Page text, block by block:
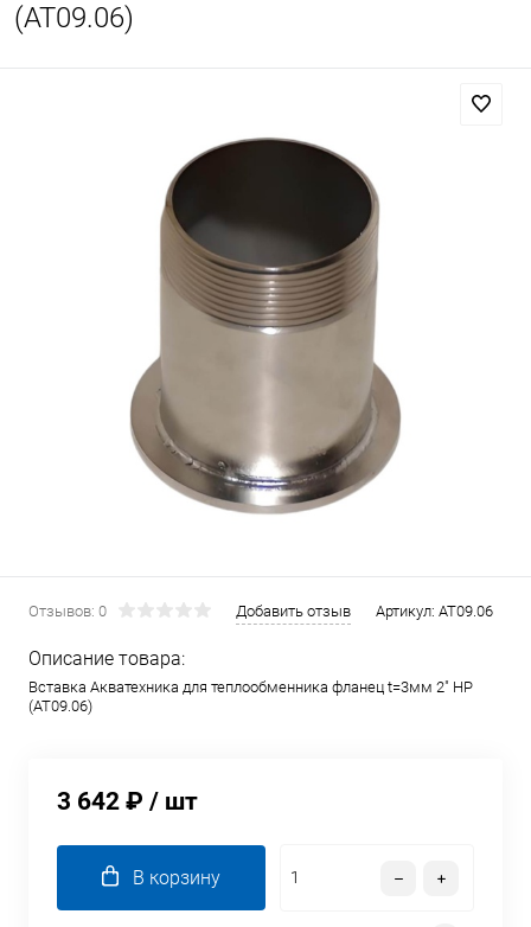
(AT09.06)
Отзывов: 0 Добавить отзыв Артикул: AT09.06
Описание товара:
Вставка Акватехника для теплообменника фланец t=3мм 2" НР
(AT09.06)
3 642 ₽ / шт
В корзину